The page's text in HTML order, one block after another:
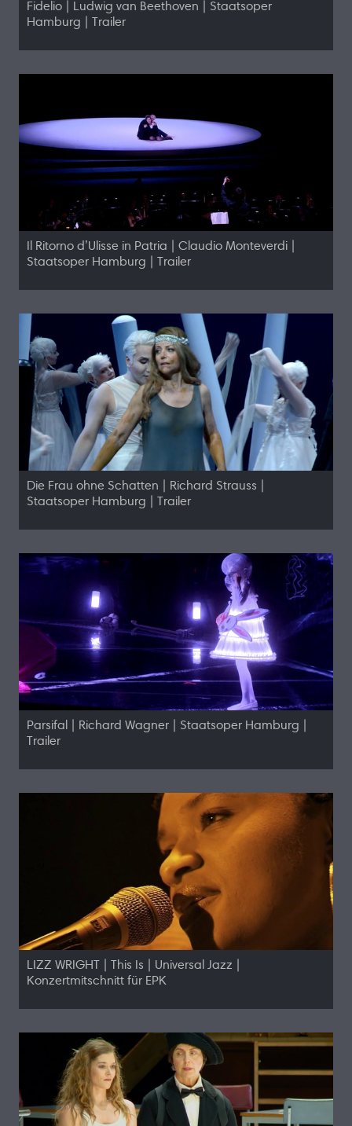
Fidelio | Ludwig van Beethoven | Staatsoper
Hamburg | Trailer
Il Ritorno d’Ulisse in Patria | Claudio Monteverdi |
Staatsoper Hamburg | Trailer
Die Frau ohne Schatten | Richard Strauss |
Staatsoper Hamburg | Trailer
Parsifal | Richard Wagner | Staatsoper Hamburg |
Trailer
LIZZ WRIGHT | This Is | Universal Jazz |
Konzertmitschnitt für EPK